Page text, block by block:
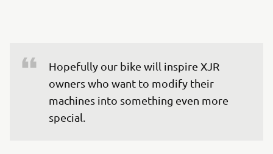
Hopefully our bike will inspire XJR
owners who want to modify their
machines into something even more
special.